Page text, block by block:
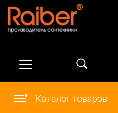
Каталог товаров